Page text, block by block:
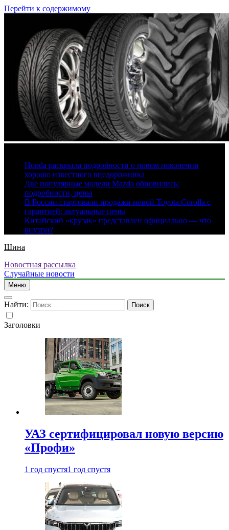
Перейти к содержимому
Honda раскрыла подробности о новом поколении
хорошо известного внедорожника
Две популярные модели Mazda обновились:
подробности, цены
В России стартовали продажи новой Toyota Corolla с
гарантией: актуальные цены
Китайский «крузак» представлен официально — что
внутри?
Шина
Новостная рассылка
Случайные новости
Меню
Найти:
Заголовки
УАЗ сертифицировал новую версию
«Профи»
1 год спустя1 год спустя